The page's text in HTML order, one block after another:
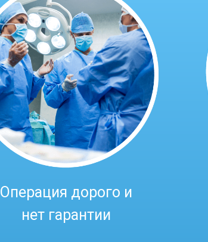
Операция дорого и
нет гарантии